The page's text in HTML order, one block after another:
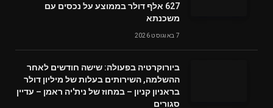
627 אלף דולר בממוצע על נכסים עם
משכנתא
7 באוגוסט 2026
ביורוקרטיה בפעולה: שישה חודשים לאחר
ההשלמה, השירותים בעלות של מיליון דולר
בראניון קניון – במחוז של נית'יה ראמן – עדיין
סגורים